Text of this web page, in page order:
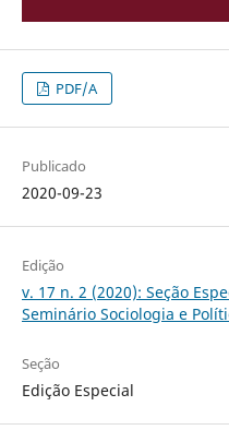
PDF/A
Publicado
2020-09-23
Edição
v. 17 n. 2 (2020): Seção
Seminário Sociologia e
Seção
Edição Especial